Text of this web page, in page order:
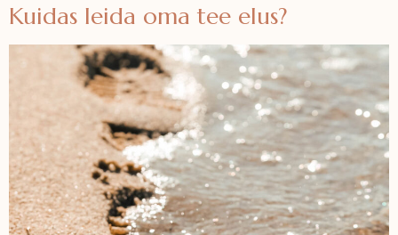
Kuidas leida oma tee elus?